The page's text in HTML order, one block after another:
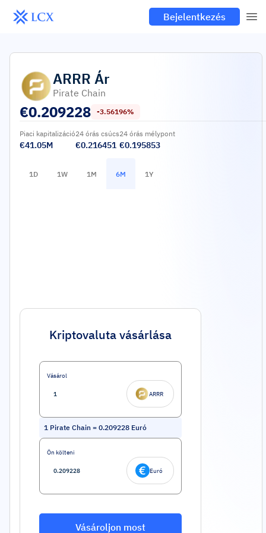
Bejelentkezés
ARRR Ár
Pirate Chain
€0.209228 -3.56196%
Piaci kapitalizáció
€41.05M
24 órás csúcs
€0.216451
24 órás mélypont
€0.195853
1D 1W 1M 6M 1Y
Kriptovaluta vásárlása
Vásárol
ARRR
1 Pirate Chain = 0.209228 Euró
Ön költeni
Euró
Vásároljon most